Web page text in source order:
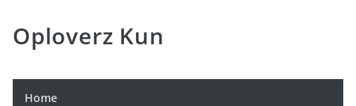
Oploverz Kun
Home